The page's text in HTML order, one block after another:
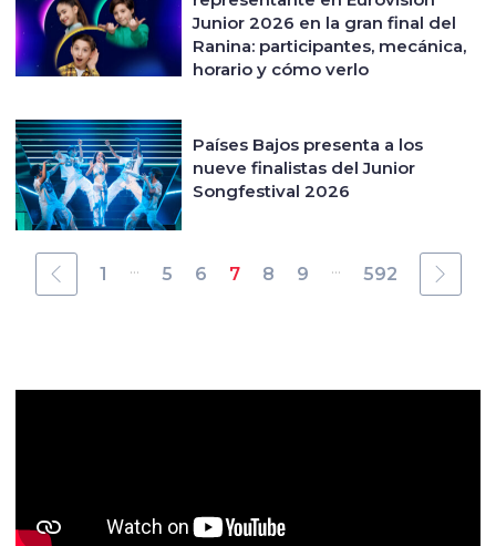
Junior 2026 en la gran final del
Ranina: participantes, mecánica,
horario y cómo verlo
Países Bajos presenta a los
nueve finalistas del Junior
Songfestival 2026
1 ... 5 6 7 8 9 ... 592